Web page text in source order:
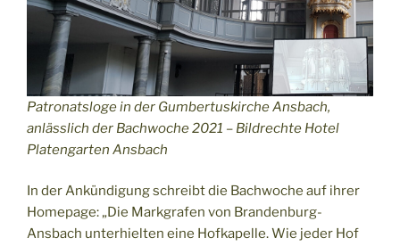
Patronatsloge in der Gumbertuskirche Ansbach,
anlässlich der Bachwoche 2021 – Bildrechte Hotel
Platengarten Ansbach
In der Ankündigung schreibt die Bachwoche auf ihrer
Homepage: „Die Markgrafen von Brandenburg-
Ansbach unterhielten eine Hofkapelle. Wie jeder Hof